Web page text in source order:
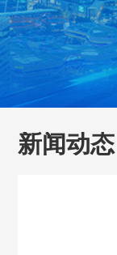
新闻动态